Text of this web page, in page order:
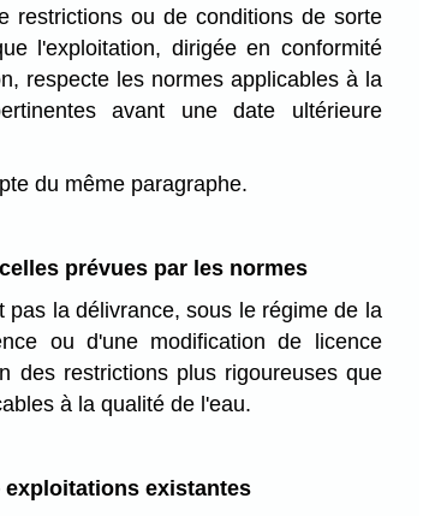
restrictions ou de conditions de sorte
l'exploitation, dirigée en conformité
respecte les normes applicables à la
avant une date ultérieure
du même paragraphe.
prévues par les normes
pas la délivrance, sous le régime de la
ou d'une modification de licence
des restrictions plus rigoureuses que
à la qualité de l'eau.
existantes